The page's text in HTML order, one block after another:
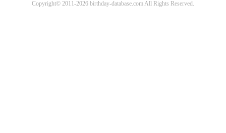
Copyright© 2011-2026 birthday-database.com All Rights Reserved.